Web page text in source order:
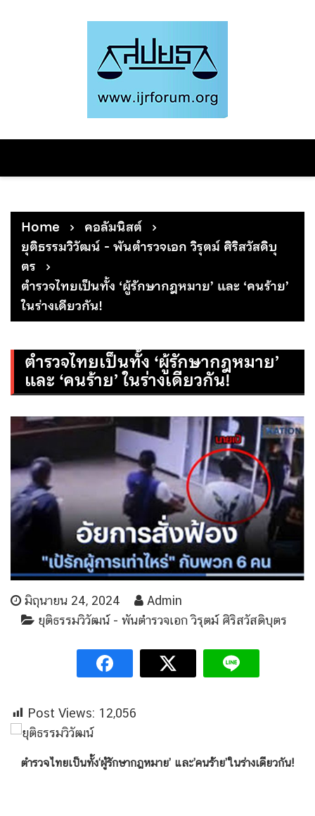
Home
คอลัมนิสต์
ยุติธรรมวิวัฒน์ - พันตำรวจเอก วิรุตม์ ศิริสวัสดิบุ
ตร
ตำรวจไทยเป็นทั้ง ‘ผู้รักษากฎหมาย’ และ ‘คนร้าย’
ในร่างเดียวกัน!
ตำรวจไทยเป็นทั้ง ‘ผู้รักษากฎหมาย’
และ ‘คนร้าย’ ในร่างเดียวกัน!
มิถุนายน 24, 2024
Admin
ยุติธรรมวิวัฒน์ - พันตำรวจเอก วิรุตม์ ศิริสวัสดิบุตร
Post Views: 12,056
ตำรวจไทยเป็นทั้ง‘ผู้รักษากฎหมาย’ และ’คนร้าย’ในร่างเดียวกัน!